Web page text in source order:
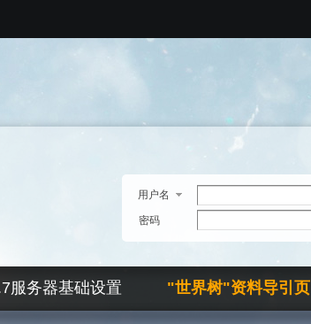
用户名
密码
服务器基础设置 "世界树"资料导引页